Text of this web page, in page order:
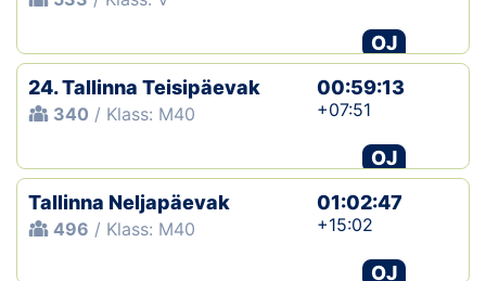
OJ
24. Tallinna Teisipäevak
340 / Klass: M40
00:59:13
+07:51
OJ
Tallinna Neljapäevak
496 / Klass: M40
01:02:47
+15:02
OJ